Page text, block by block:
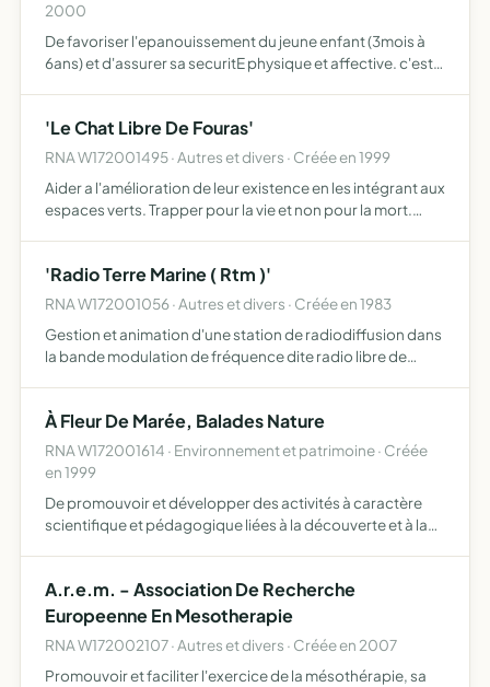
2000
De favoriser l'epanouissement du jeune enfant (3mois à
6ans) et d'assurer sa securitE physique et affective. c'est
'Le Chat Libre De Fouras'
RNA W172001495 · Autres et divers · Créée en 1999
Aider a l'amélioration de leur existence en les intégrant aux
espaces verts. Trapper pour la vie et non pour la mort.
'Radio Terre Marine ( Rtm )'
RNA W172001056 · Autres et divers · Créée en 1983
Gestion et animation d'une station de radiodiffusion dans
la bande modulation de fréquence dite radio libre de
À Fleur De Marée, Balades Nature
RNA W172001614 · Environnement et patrimoine · Créée
en 1999
De promouvoir et développer des activités à caractère
scientifique et pédagogique liées à la découverte et à la
A.r.e.m. - Association De Recherche
Europeenne En Mesotherapie
RNA W172002107 · Autres et divers · Créée en 2007
Promouvoir et faciliter l'exercice de la mésothérapie, sa